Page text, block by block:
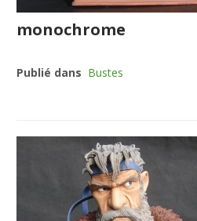
monochrome
Publié dans Bustes